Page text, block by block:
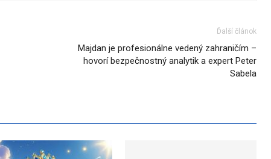
Ďalší článok
Majdan je profesionálne vedený zahraničím –
hovorí bezpečnostný analytik a expert Peter
Sabela